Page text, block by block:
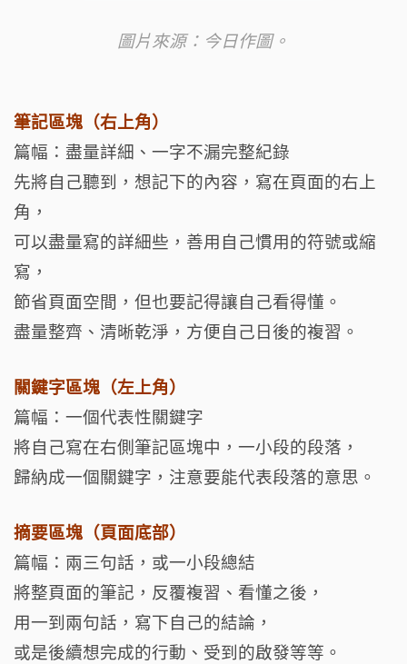
圖片來源：今日作圖。
筆記區塊（右上角）
篇幅：盡量詳細、一字不漏完整紀錄
先將自己聽到，想記下的內容，寫在頁面的右上
角，
可以盡量寫的詳細些，善用自己慣用的符號或縮
寫，
節省頁面空間，但也要記得讓自己看得懂。
盡量整齊、清晰乾淨，方便自己日後的複習。
關鍵字區塊（左上角）
篇幅：一個代表性關鍵字
將自己寫在右側筆記區塊中，一小段的段落，
歸納成一個關鍵字，注意要能代表段落的意思。
摘要區塊（頁面底部）
篇幅：兩三句話，或一小段總結
將整頁面的筆記，反覆複習、看懂之後，
用一到兩句話，寫下自己的結論，
或是後續想完成的行動、受到的啟發等等。